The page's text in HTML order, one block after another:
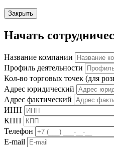
Закрыть
Начать
Название компании
Профиль деятельности
Кол-во торговых точек (для
Адрес юридический
Адрес фактический
ИНН
КПП
Телефон
E-mail